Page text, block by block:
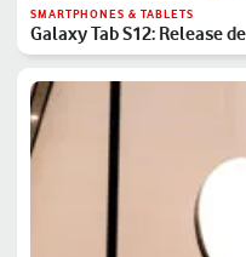
SMARTPHONES & TABLETS
Galaxy Tab S12: Release